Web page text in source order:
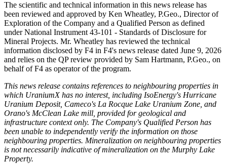
The scientific and technical information in this news release has
been reviewed and approved by Ken Wheatley, P.Geo., Director of
Exploration of the Company and a Qualified Person as defined
under National Instrument 43-101 - Standards of Disclosure for
Mineral Projects. Mr. Wheatley has reviewed the technical
information disclosed by F4 in F4's news release dated June 9, 2026
and relies on the QP review provided by Sam Hartmann, P.Geo., on
behalf of F4 as operator of the program.
This news release contains references to neighbouring properties in
which UraniumX has no interest, including IsoEnergy's Hurricane
Uranium Deposit, Cameco's La Rocque Lake Uranium Zone, and
Orano's McClean Lake mill, provided for geological and
infrastructure context only. The Company's Qualified Person has
been unable to independently verify the information on those
neighbouring properties. Mineralization on neighbouring properties
is not necessarily indicative of mineralization on the Murphy Lake
Property.